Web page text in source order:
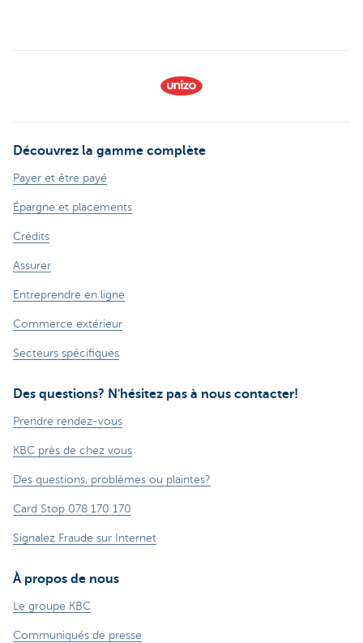
Découvrez la gamme complète
Payer et être payé
Épargne et placements
Crédits
Assurer
Entreprendre en ligne
Commerce extérieur
Secteurs spécifiques
Des questions? N'hésitez pas à nous contacter!
Prendre rendez-vous
KBC près de chez vous
Des questions, problèmes ou plaintes?
Card Stop 078 170 170
Signalez Fraude sur Internet
À propos de nous
Le groupe KBC
Communiqués de presse